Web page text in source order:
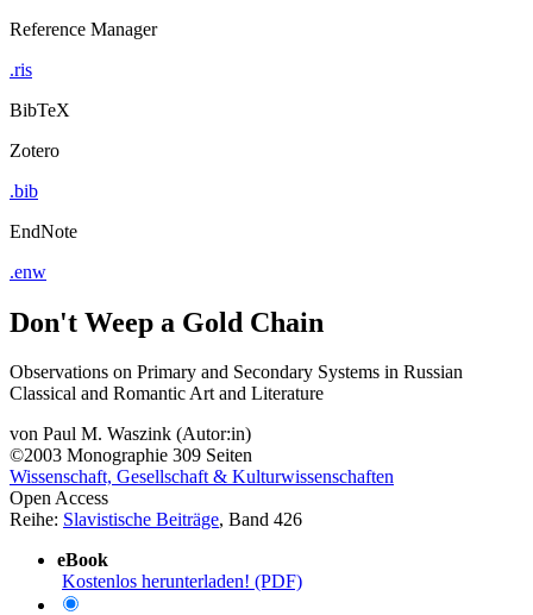
Reference Manager
.ris
BibTeX
Zotero
.bib
EndNote
.enw
Don't Weep a Gold Chain
Observations on Primary and Secondary Systems in Russian
Classical and Romantic Art and Literature
von Paul M. Waszink (Autor:in)
©2003 Monographie 309 Seiten
Wissenschaft, Gesellschaft & Kulturwissenschaften
Open Access
Reihe: Slavistische Beiträge, Band 426
eBook
Kostenlos herunterladen! (PDF)